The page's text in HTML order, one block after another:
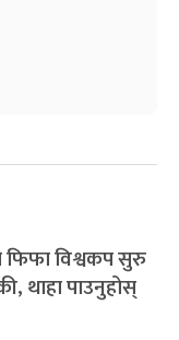
७ महिना बाँकी
विश्वकप सुरु
थाहा पाउनुहोस्